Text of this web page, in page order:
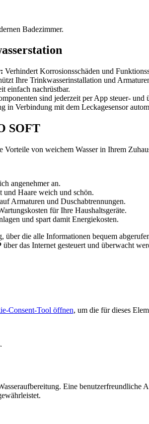
Verhindert Korrosionsschäden und
Ihre Trinkwasserinstallation und
einfach nachrüstbar.
sind jederzeit per App steuer- und
Verbindung mit dem Leckagesensor
SOFT
Vorteile von weichem Wasser in Ihrem
angenehmer an.
und Haare weich und schön.
Armaturen und Duschabtrennungen.
für Ihre Haushaltsgeräte.
und spart damit Energiekosten.
die alle Informationen bequem
über das Internet gesteuert und überwacht
Consent-Tool öffnen, um die für dieses
Eine benutzerfreundliche